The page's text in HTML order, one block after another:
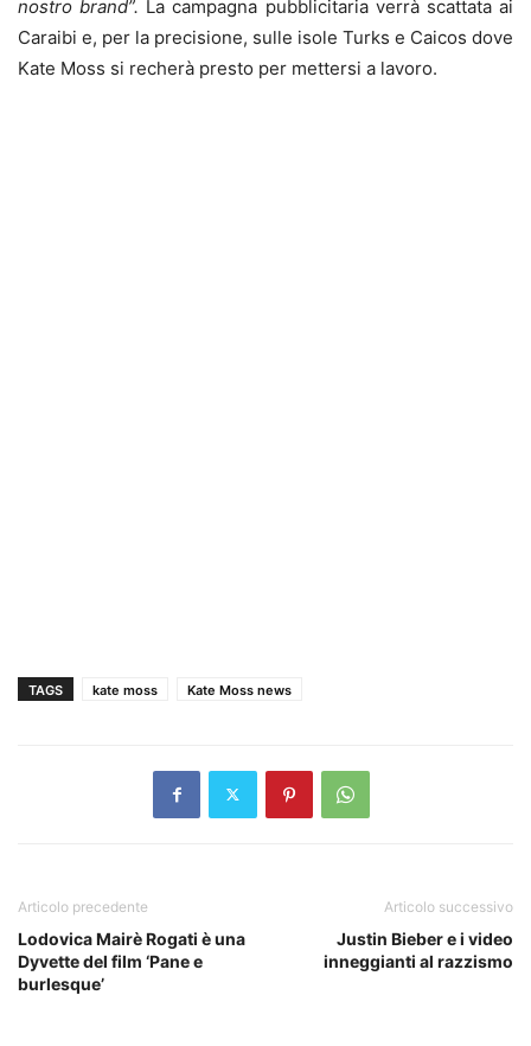
nostro brand”. La campagna pubblicitaria verrà scattata ai
Caraibi e, per la precisione, sulle isole Turks e Caicos dove
Kate Moss si recherà presto per mettersi a lavoro.
TAGS kate moss Kate Moss news
Articolo precedente
Lodovica Mairè Rogati è una
Dyvette del film ‘Pane e
burlesque’
Articolo successivo
Justin Bieber e i video
inneggianti al razzismo